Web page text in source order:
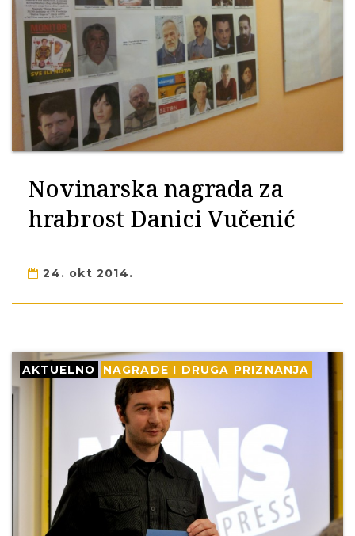
Novinarska nagrada za
hrabrost Danici Vučenić
24. okt 2014.
AKTUELNO NAGRADE I DRUGA PRIZNANJA